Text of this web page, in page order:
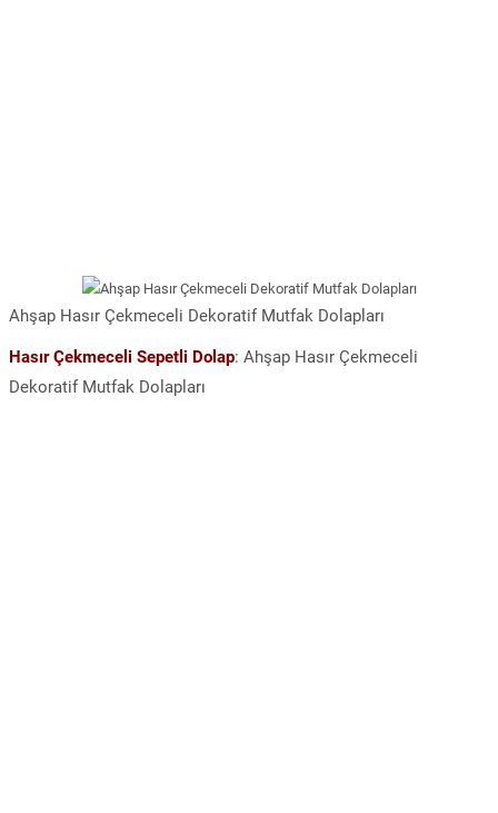
Ahşap Hasır Çekmeceli Dekoratif Mutfak Dolapları
Hasır Çekmeceli Sepetli Dolap: Ahşap Hasır Çekmeceli
Dekoratif Mutfak Dolapları